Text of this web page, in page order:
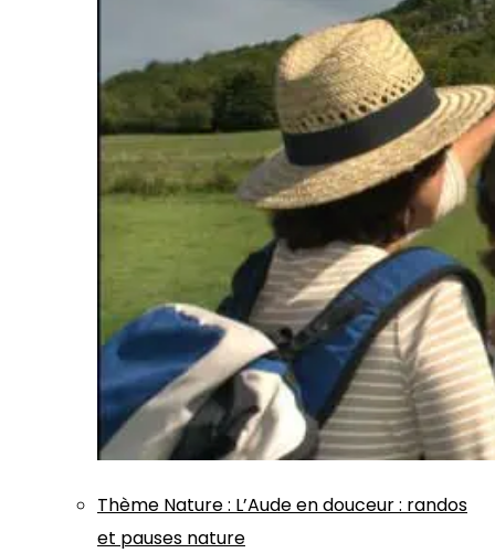
Thème Nature: L’Aude en douceur : randos
et pauses nature